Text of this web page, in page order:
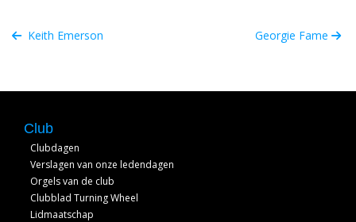
Keith Emerson Georgie Fame
Club
Clubdagen
Verslagen van onze ledendagen
Orgels van de club
Clubblad Turning Wheel
Lidmaatschap